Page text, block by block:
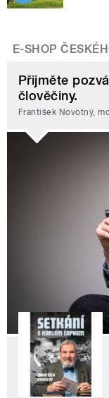
E-SHOP
Přijměte
člověčiny.
František Novotný,